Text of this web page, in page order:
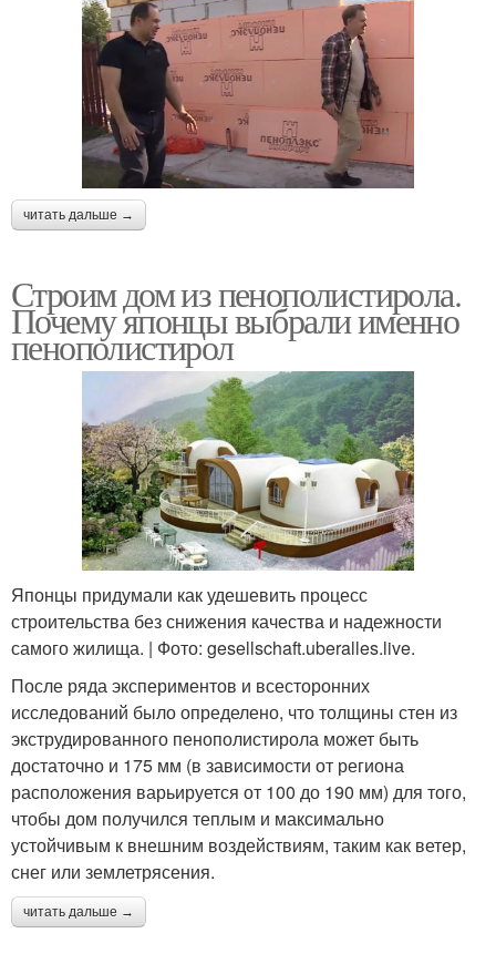
читать дальше →
Строим дом из пенополистирола.
Почему японцы выбрали именно
пенополистирол
Японцы придумали как удешевить процесс
строительства без снижения качества и надежности
самого жилища. | Фото: gesellschaft.uberalles.live.
После ряда экспериментов и всесторонних
исследований было определено, что толщины стен из
экструдированного пенополистирола может быть
достаточно и 175 мм (в зависимости от региона
расположения варьируется от 100 до 190 мм) для того,
чтобы дом получился теплым и максимально
устойчивым к внешним воздействиям, таким как ветер,
снег или землетрясения.
читать дальше →